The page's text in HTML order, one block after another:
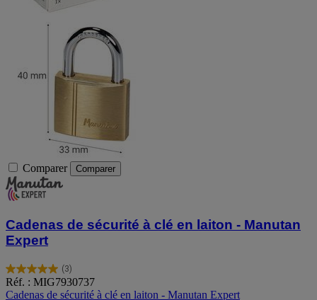
Comparer Comparer
Cadenas de sécurité à clé en laiton - Manutan
Expert
(3)
5.0
sur
Réf. : MIG7930737
Cadenas de sécurité à clé en laiton - Manutan Expert